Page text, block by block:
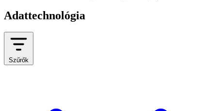
Adattechnológia
Szűrők